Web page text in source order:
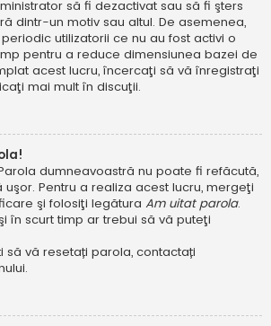
să fi dezactivat sau să fi şters
dintr-un motiv sau altul. De asemenea,
utilizatorii ce nu au fost activi o
pentru a reduce dimensiunea bazei de
acest lucru, încercaţi să vă înregistraţi
mai mult în discuţii.
dumneavoastră nu poate fi refăcută,
Pentru a realiza acest lucru, mergeţi
şi folosiţi legătura Am uitat parola.
în scurt timp ar trebui să vă puteţi
să vă resetați parola, contactați